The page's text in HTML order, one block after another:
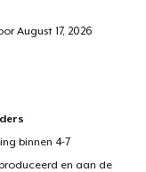
August 17, 2026
binnen 4-7
en aan de